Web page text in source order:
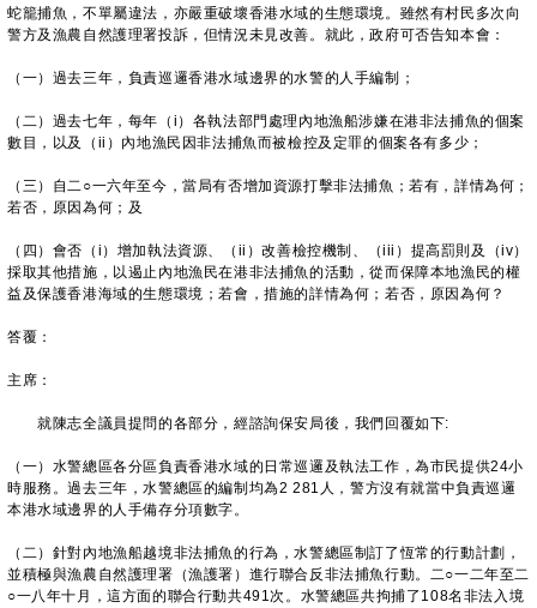
蛇籠捕魚，不單屬違法，亦嚴重破壞香港水域的生態環境。雖然有村民多次向
警方及漁農自然護理署投訴，但情況未見改善。就此，政府可否告知本會：
（一）過去三年，負責巡邏香港水域邊界的水警的人手編制；
（二）過去七年，每年（i）各執法部門處理內地漁船涉嫌在港非法捕魚的個案
數目，以及（ii）內地漁民因非法捕魚而被檢控及定罪的個案各有多少；
（三）自二○一六年至今，當局有否增加資源打擊非法捕魚；若有，詳情為何；
若否，原因為何；及
（四）會否（i）增加執法資源、（ii）改善檢控機制、（iii）提高罰則及（iv）
採取其他措施，以遏止內地漁民在港非法捕魚的活動，從而保障本地漁民的權
益及保護香港海域的生態環境；若會，措施的詳情為何；若否，原因為何？
答覆：
主席：
就陳志全議員提問的各部分，經諮詢保安局後，我們回覆如下:
（一）水警總區各分區負責香港水域的日常巡邏及執法工作，為市民提供24小
時服務。過去三年，水警總區的編制均為2 281人，警方沒有就當中負責巡邏
本港水域邊界的人手備存分項數字。
（二）針對內地漁船越境非法捕魚的行為，水警總區制訂了恆常的行動計劃，
並積極與漁農自然護理署（漁護署）進行聯合反非法捕魚行動。二○一二年至二
○一八年十月，這方面的聯合行動共491次。水警總區共拘捕了108名非法入境